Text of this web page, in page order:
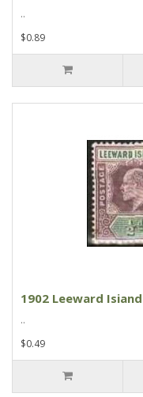
..
$0.89
1902 Leeward
..
$0.49